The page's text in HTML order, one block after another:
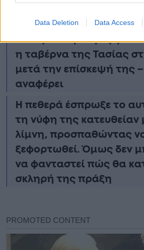
Data Deletion Data Access
γνωστό κατάστημα –
πολυκατοικία
Ελένη Μενεγάκη:
η ταβέρνα της Τασίας
μετά την επίσκεψή της –
αναφέρει
Η πεθερά έσπρωξε το
τη νύφη της κατευθείαν
λίμνη, προσπαθώντας
ξεφορτωθεί. Όμως δεν
να φανταστεί πώς θα
σκληρή της πράξη